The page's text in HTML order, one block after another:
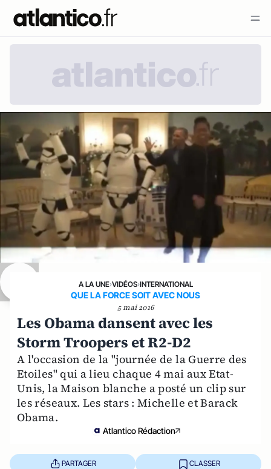
A LA UNE›VIDÉOS›INTERNATIONAL
QUE LA FORCE SOIT AVEC NOUS
5 mai 2016
Les Obama dansent avec les
Storm Troopers et R2-D2
A l'occasion de la "journée de la Guerre des
Etoiles" qui a lieu chaque 4 mai aux Etat-
Unis, la Maison blanche a posté un clip sur
les réseaux. Les stars : Michelle et Barack
Obama.
Atlantico Rédaction
PARTAGER CLASSER